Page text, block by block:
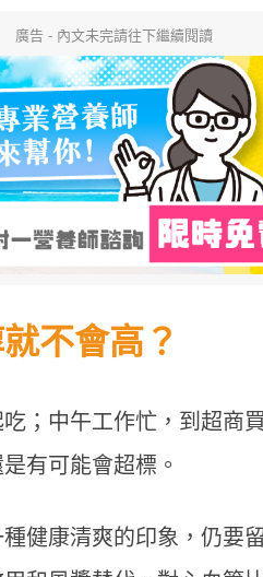
廣告 - 內文未完請往下繼續閱讀
不會高？
；中午工作忙，到超商
有可能會超標。
健康清爽的印象，仍要